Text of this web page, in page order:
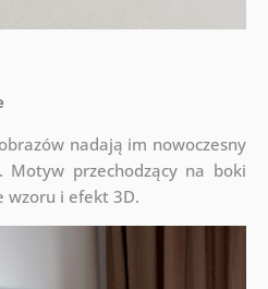
nadają im nowoczesny
przechodzący na boki
wzoru i efekt 3D.